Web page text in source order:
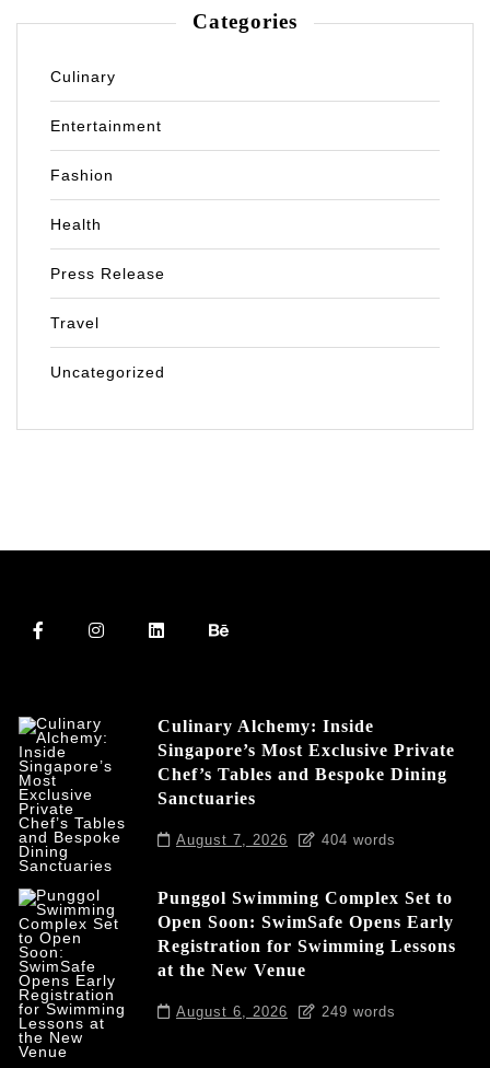
Categories
Culinary
Entertainment
Fashion
Health
Press Release
Travel
Uncategorized
Culinary Alchemy: Inside
Singapore’s Most Exclusive Private
Chef’s Tables and Bespoke Dining
Sanctuaries
August 7, 2026 404 words
Punggol Swimming Complex Set to
Open Soon: SwimSafe Opens Early
Registration for Swimming Lessons
at the New Venue
August 6, 2026 249 words